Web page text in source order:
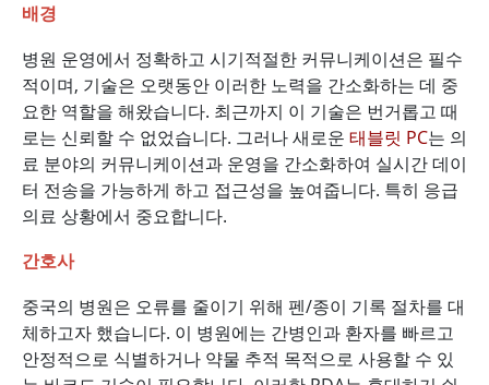
배경
병원 운영에서 정확하고 시기적절한 커뮤니케이션은 필수
적이며, 기술은 오랫동안 이러한 노력을 간소화하는 데 중
요한 역할을 해왔습니다. 최근까지 이 기술은 번거롭고 때
로는 신뢰할 수 없었습니다. 그러나 새로운 태블릿 PC는 의
료 분야의 커뮤니케이션과 운영을 간소화하여 실시간 데이
터 전송을 가능하게 하고 접근성을 높여줍니다. 특히 응급
의료 상황에서 중요합니다.
간호사
중국의 병원은 오류를 줄이기 위해 펜/종이 기록 절차를 대
체하고자 했습니다. 이 병원에는 간병인과 환자를 빠르고
안정적으로 식별하거나 약물 추적 목적으로 사용할 수 있